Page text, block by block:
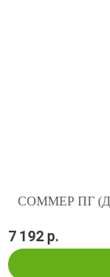
СОММЕР ПГ
7 192 р.